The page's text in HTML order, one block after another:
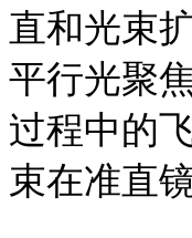
直和光束
平行光聚
过程中的
束在准直